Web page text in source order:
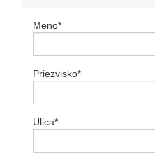
Meno*
Priezvisko*
Ulica*